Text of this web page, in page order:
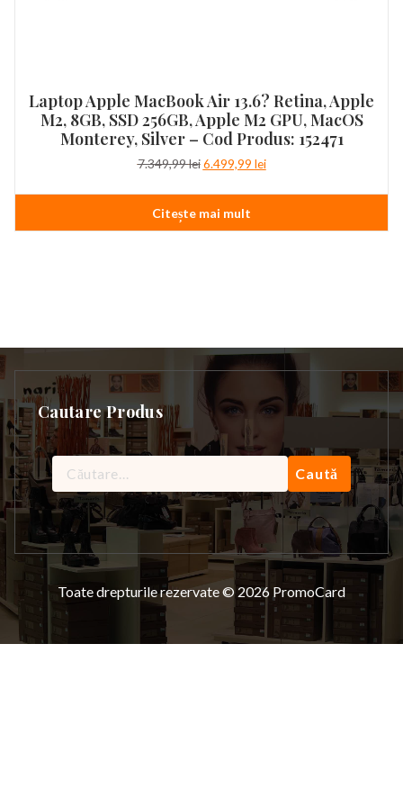
Laptop Apple MacBook Air 13.6? Retina, Apple
M2, 8GB, SSD 256GB, Apple M2 GPU, MacOS
Monterey, Silver – Cod Produs: 152471
7.349,99lei Prețul
a
fost:
7.349,99 lei.
6.499,99 leiPrețul
este:
Citește mai mult
Cautare Produs
Caută
după:
Toate drepturile rezervate © 2026 PromoCard